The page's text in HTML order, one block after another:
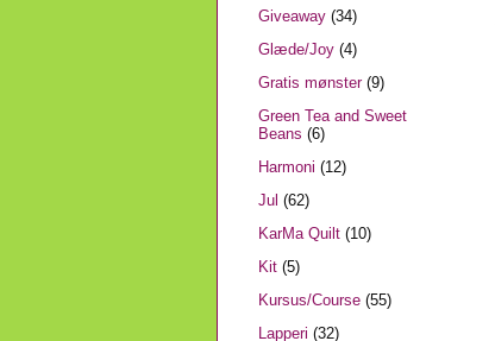
Giveaway (34)
Glæde/Joy (4)
Gratis mønster (9)
Green Tea and Sweet
Beans (6)
Harmoni (12)
Jul (62)
KarMa Quilt (10)
Kit (5)
Kursus/Course (55)
Lapperi (32)